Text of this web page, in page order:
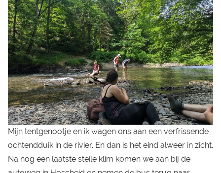
Mijn tentgenootje en ik wagen ons aan een verfrissende
ochtendduik in de rivier. En dan is het eind alweer in zicht.
Na nog een laatste steile klim komen we aan bij de